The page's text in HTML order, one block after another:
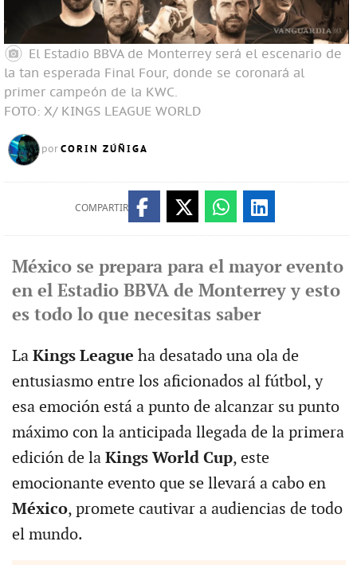
El Estadio BBVA de Monterrey será el escenario de
la tan esperada Final Four, donde se coronará al
primer campeón de la KWC.
FOTO: X/ KINGS LEAGUE WORLD
por CORIN ZÚÑIGA
COMPARTIR
México se prepara para el mayor evento
en el Estadio BBVA de Monterrey y esto
es todo lo que necesitas saber
La Kings League ha desatado una ola de
entusiasmo entre los aficionados al fútbol, y
esa emoción está a punto de alcanzar su punto
máximo con la anticipada llegada de la primera
edición de la Kings World Cup, este
emocionante evento que se llevará a cabo en
México, promete cautivar a audiencias de todo
el mundo.